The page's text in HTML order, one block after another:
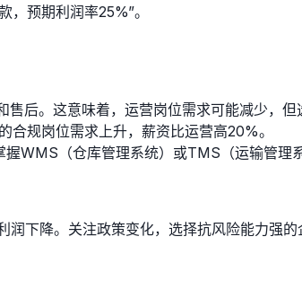
预期利润率25%”。
后。这意味着，运营岗位需求可能减少，但
规岗位需求上升，薪资比运营高20%。
WMS（仓库管理系统）或TMS（运输管理
下降。关注政策变化，选择抗风险能力强的